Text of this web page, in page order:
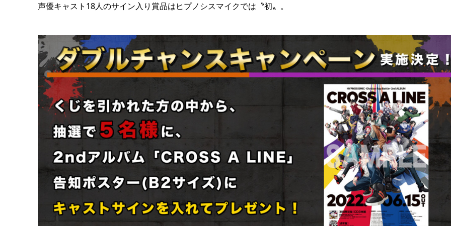
声優キャスト18人のサイン入り賞品はヒプノシスマイクでは〝初〟。